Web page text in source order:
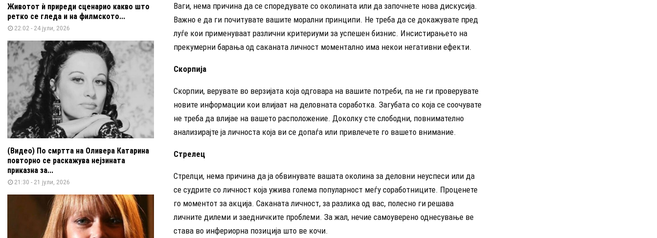
Ваги, нема причина да се споредувате со околината или да започнете нова дискусија.
Важно е да ги почитувате вашите морални принципи. Не треба да се докажувате пред
луѓе кои применуваат различни критериуми за успешен бизнис. Инсистирањето на
прекумерни барања од саканата личност моментално има некои негативни ефекти.
Скорпија
Скорпии, верувате во верзијата која одговара на вашите потреби, па не ги проверувате
новите информации кои влијаат на деловната соработка. Загубата со која се соочувате
не треба да влијае на вашето расположение. Доколку сте слободни, повнимателно
анализирајте ја личноста која ви се допаѓа или привлечете го вашето внимание.
Стрелец
Стрелци, нема причина да ја обвинувате вашата околина за деловни неуспеси или да
се судрите со личност која ужива голема популарност меѓу соработниците. Проценете
го моментот за акција. Саканата личност, за разлика од вас, полесно ги решава
личните дилеми и заедничките проблеми. За жал, нечие самоуверено однесување ве
става во инфериорна позиција што ве кочи.
Животот ѝ приреди сценарио какво што
ретко се гледа и на филмското...
22:02 - 24 јули, 2026
(Видео) По смртта на Оливера Катарина
повторно се раскажува нејзината
приказна за...
21:30 - 21 јули, 2026